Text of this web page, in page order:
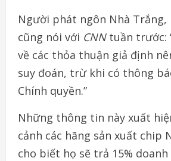
Người phát ngôn Nhà Trắng,
cũng nói với CNNtuần trước:
về các thỏa thuận giả định
suy đoán, trừ khi có thông
Chính quyền.”
Những thông tin này xuất
cảnh các hãng sản xuất chip
cho biết họ sẽ trả 15%